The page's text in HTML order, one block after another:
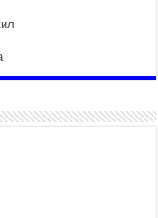
ажил